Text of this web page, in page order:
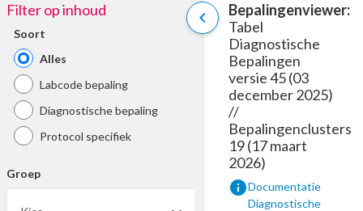
chevron_left
Filter op inhoud
Soort
Alles
Labcode bepaling
Diagnostische bepaling
Protocol specifiek
Groep
Bepalingenviewer:
Tabel
Diagnostische
Bepalingen
versie 45 (03
december 2025)
//
Bepalingenclusters
19 (17 maart
2026)
infoDocumentatie
Diagnostische